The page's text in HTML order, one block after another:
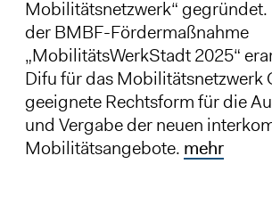
Mobilitätsnetzwerk“ gegründet.
der BMBF-Fördermaßnahme
„MobilitätsWerkStadt 2025“
Difu für das Mobilitätsnetzwerk
geeignete Rechtsform für die
und Vergabe der neuen
Mobilitätsangebote. mehr